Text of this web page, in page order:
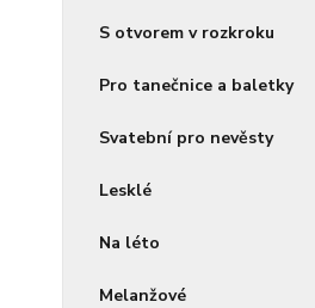
S otvorem v rozkroku
Pro tanečnice a baletky
Svatební pro nevěsty
Lesklé
Na léto
Melanžové